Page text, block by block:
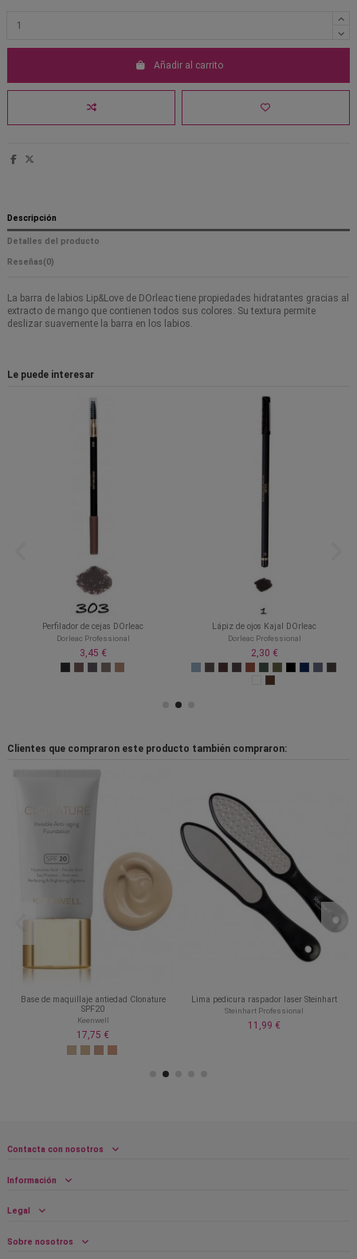
Añadir al carrito
Descripción
Detalles del producto
Reseñas(0)
La barra de labios Lip&Love de DOrleac tiene propiedades hidratantes gracias al
extracto de mango que contienen todos sus colores. Su textura permite
deslizar suavemente la barra en los labios.
Le puede interesar
Perfilador de cejas DOrleac
Dorleac Professional
3,45 €
Lápiz de ojos Kajal DOrleac
Dorleac Professional
2,30 €
Clientes que compraron este producto también compraron:
Base de maquillaje antiedad Clonature
SPF20
Keenwell
17,75 €
Lima pedicura raspador laser Steinhart
Steinhart Professional
11,99 €
Contacta con nosotros
Información
Legal
Sobre nosotros